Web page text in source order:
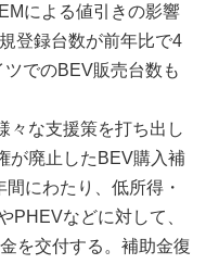
による値引きの影響
登録台数が前年比で4
でのBEV販売台数も
々な支援策を打ち出し
が廃止したBEV購入補
にわたり、低所得・
PHEVなどに対して、
を交付する。補助金復